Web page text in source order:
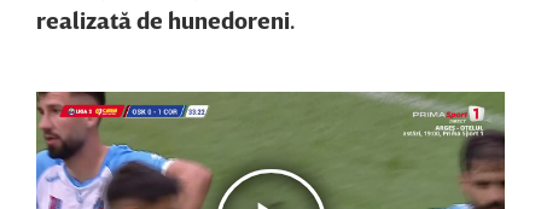
realizată de hunedoreni.